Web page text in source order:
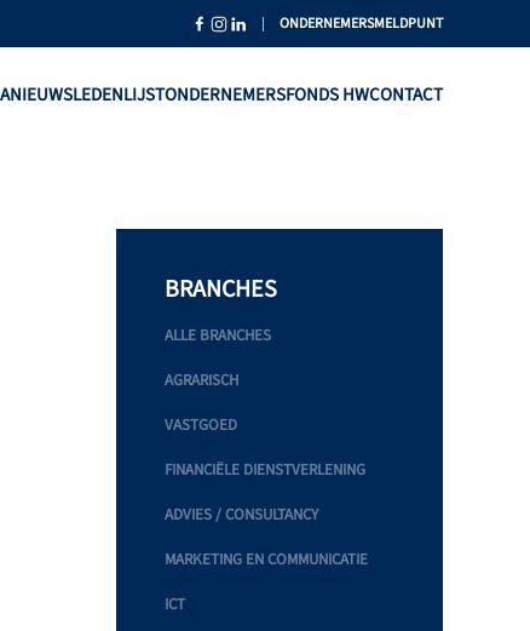
| ONDERNEMERSMELDPUNT
NIEUWSLEDENLIJSTONDERNEMERSFONDS HWCONTACT
BRANCHES
ALLE BRANCHES
AGRARISCH
VASTGOED
FINANCIËLE DIENSTVERLENING
ADVIES / CONSULTANCY
MARKETING EN COMMUNICATIE
ICT